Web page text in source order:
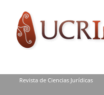
Revista de Ciencias Jurídicas